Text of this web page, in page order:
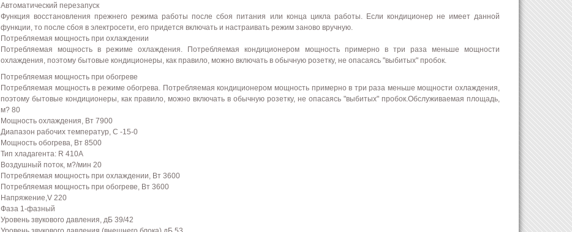
Автоматический перезапуск
Функция восстановления прежнего режима работы после сбоя питания или конца цикла работы. Если кондиционер не имеет данной
функции, то после сбоя в электросети, его придется включать и настраивать режим заново вручную.
Потребляемая мощность при охлаждении
Потребляемая мощность в режиме охлаждения. Потребляемая кондиционером мощность примерно в три раза меньше мощности
охлаждения, поэтому бытовые кондиционеры, как правило, можно включать в обычную розетку, не опасаясь "выбитых" пробок.
Потребляемая мощность при обогреве
Потребляемая мощность в режиме обогрева. Потребляемая кондиционером мощность примерно в три раза меньше мощности охлаждения,
поэтому бытовые кондиционеры, как правило, можно включать в обычную розетку, не опасаясь "выбитых" пробок.Обслуживаемая площадь,
м? 80
Мощность охлаждения, Вт 7900
Диапазон рабочих температур, С -15-0
Мощность обогрева, Вт 8500
Тип хладагента: R 410A
Воздушный поток, м?/мин 20
Потребляемая мощность при охлаждении, Вт 3600
Потребляемая мощность при обогреве, Вт 3600
Напряжение,V 220
Фаза 1-фазный
Уровень звукового давления, дБ 39/42